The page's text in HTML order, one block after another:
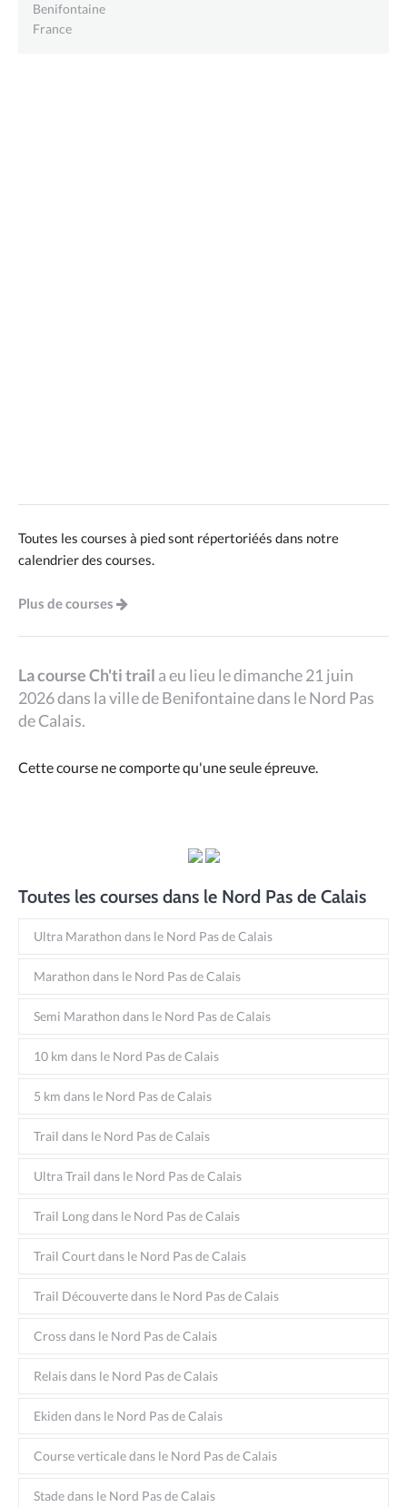
Benifontaine
France
Toutes les courses à pied sont répertoriéés dans notre
calendrier des courses.
Plus de courses
La course Ch'ti trail a eu lieu le dimanche 21 juin
2026 dans la ville de Benifontaine dans le Nord Pas
de Calais.
Cette course ne comporte qu'une seule épreuve.
Toutes les courses dans le Nord Pas de Calais
Ultra Marathon dans le Nord Pas de Calais
Marathon dans le Nord Pas de Calais
Semi Marathon dans le Nord Pas de Calais
10 km dans le Nord Pas de Calais
5 km dans le Nord Pas de Calais
Trail dans le Nord Pas de Calais
Ultra Trail dans le Nord Pas de Calais
Trail Long dans le Nord Pas de Calais
Trail Court dans le Nord Pas de Calais
Trail Découverte dans le Nord Pas de Calais
Cross dans le Nord Pas de Calais
Relais dans le Nord Pas de Calais
Ekiden dans le Nord Pas de Calais
Course verticale dans le Nord Pas de Calais
Stade dans le Nord Pas de Calais